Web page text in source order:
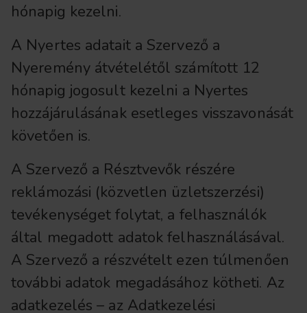
hónapig kezelni.
A Nyertes adatait a Szervező a
Nyeremény átvételétől számított 12
hónapig jogosult kezelni a Nyertes
hozzájárulásának esetleges visszavonását
követően is.
A Szervező a Résztvevők részére
reklámozási (közvetlen üzletszerzési)
tevékenységet folytat, a felhasználók
által megadott adatok felhasználásával.
A Szervező a részvételt ezen túlmenően
további adatok megadásához kötheti. Az
adatkezelés – az Adatkezelési